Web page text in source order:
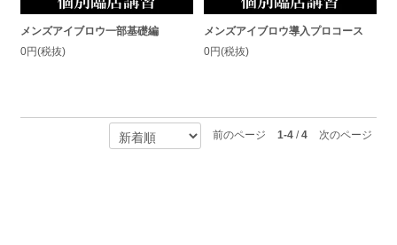
メンズアイブロウ一部基礎編
0円(税抜)
メンズアイブロウ導入プロコース
0円(税抜)
前のページ 1-4/4 次のページ